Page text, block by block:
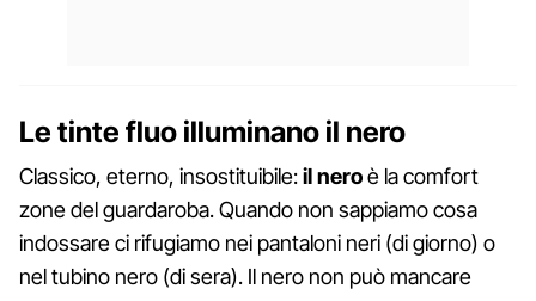
Le tinte fluo illuminano il nero
Classico, eterno, insostituibile:il neroè la comfort
zone del guardaroba. Quando non sappiamo cosa
indossare ci rifugiamo nei pantaloni neri (di giorno) o
nel tubino nero (di sera). Il nero non può mancare